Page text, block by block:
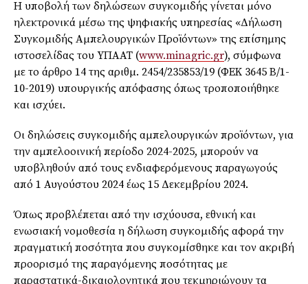
Η υποβολή των δηλώσεων συγκομιδής γίνεται μόνο
ηλεκτρονικά μέσω της ψηφιακής υπηρεσίας «Δήλωση
Συγκομιδής Αμπελουργικών Προϊόντων» της επίσημης
ιστοσελίδας του ΥΠΑΑΤ (www.minagric.gr), σύμφωνα
με το άρθρο 14 της αριθμ. 2454/235853/19 (ΦΕΚ 3645 Β/1-
10-2019) υπουργικής απόφασης όπως τροποποιήθηκε
και ισχύει.
Οι δηλώσεις συγκομιδής αμπελουργικών προϊόντων, για
την αμπελοοινική περίοδο 2024-2025, μπορούν να
υποβληθούν από τους ενδιαφερόμενους παραγωγούς
από 1 Αυγούστου 2024 έως 15 Δεκεμβρίου 2024.
Όπως προβλέπεται από την ισχύουσα, εθνική και
ενωσιακή νομοθεσία η δήλωση συγκομιδής αφορά την
πραγματική ποσότητα που συγκομίσθηκε και τον ακριβή
προορισμό της παραγόμενης ποσότητας με
παραστατικά-δικαιολογητικά που τεκμηριώνουν τα